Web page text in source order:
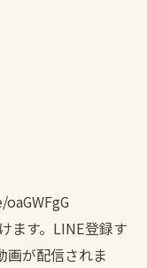
ます。LINE登録す
画が配信されま